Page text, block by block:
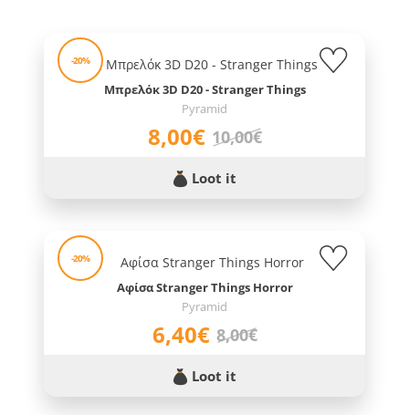
-20%
Μπρελόκ 3D D20 - Stranger Things
Pyramid
8,00€ 10,00€
Loot it
-20%
Αφίσα Stranger Things Horror
Pyramid
6,40€ 8,00€
Loot it